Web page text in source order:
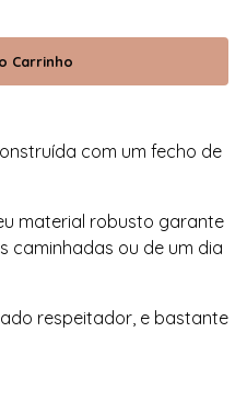
com um fecho de
material robusto garante
caminhadas ou de um dia
respeitador, e bastante